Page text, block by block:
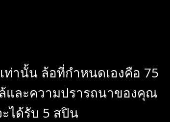
ท่านั้น ล้อที่กำหนดเองคือ 75
และความปรารถนาของคุณ
ได้รับ 5 สปิน